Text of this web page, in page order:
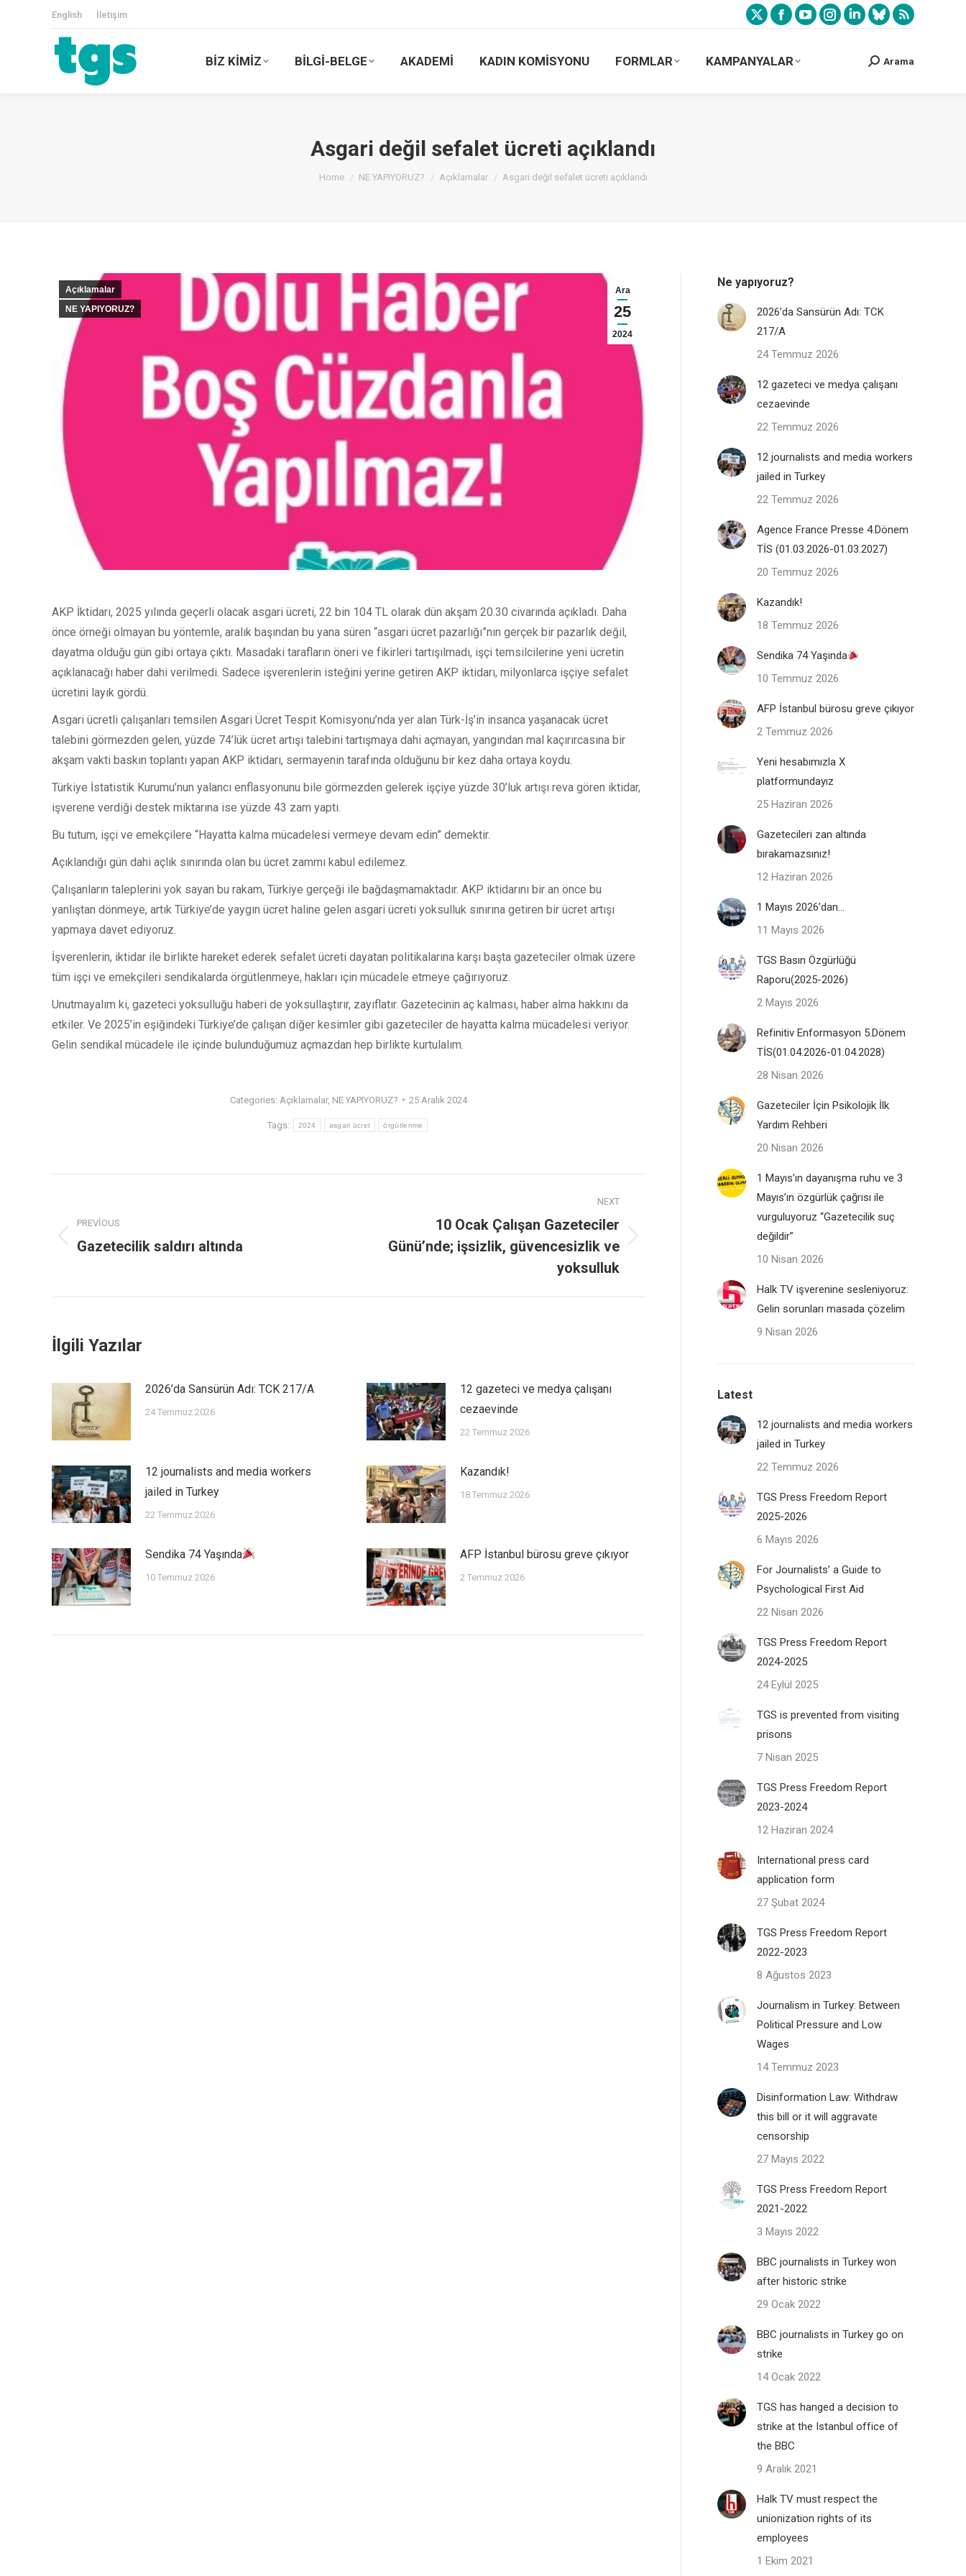
English İletişim
BİZ KİMİZ BİLGİ-BELGE AKADEMİ KADIN KOMİSYONU FORMLAR KAMPANYALAR Arama
Asgari değil sefalet ücreti açıklandı
You are here:
Home NE YAPIYORUZ? Açıklamalar Asgari değil sefalet ücreti açıklandı
Ara
25
2024
Açıklamalar
NE YAPIYORUZ?
AKP İktidarı, 2025 yılında geçerli olacak asgari ücreti, 22 bin 104 TL olarak dün akşam 20.30 civarında açıkladı. Daha
önce örneği olmayan bu yöntemle, aralık başından bu yana süren “asgari ücret pazarlığı”nın gerçek bir pazarlık değil,
dayatma olduğu gün gibi ortaya çıktı. Masadaki tarafların öneri ve fikirleri tartışılmadı, işçi temsilcilerine yeni ücretin
açıklanacağı haber dahi verilmedi. Sadece işverenlerin isteğini yerine getiren AKP iktidarı, milyonlarca işçiye sefalet
ücretini layık gördü.
Asgari ücretli çalışanları temsilen Asgari Ücret Tespit Komisyonu’nda yer alan Türk-İş’in insanca yaşanacak ücret
talebini görmezden gelen, yüzde 74’lük ücret artışı talebini tartışmaya dahi açmayan, yangından mal kaçırırcasına bir
akşam vakti baskın toplantı yapan AKP iktidarı, sermayenin tarafında olduğunu bir kez daha ortaya koydu.
Türkiye İstatistik Kurumu’nun yalancı enflasyonunu bile görmezden gelerek işçiye yüzde 30’luk artışı reva gören iktidar,
işverene verdiği destek miktarına ise yüzde 43 zam yaptı.
Bu tutum, işçi ve emekçilere “Hayatta kalma mücadelesi vermeye devam edin” demektir.
Açıklandığı gün dahi açlık sınırında olan bu ücret zammı kabul edilemez.
Çalışanların taleplerini yok sayan bu rakam, Türkiye gerçeği ile bağdaşmamaktadır. AKP iktidarını bir an önce bu
yanlıştan dönmeye, artık Türkiye’de yaygın ücret haline gelen asgari ücreti yoksulluk sınırına getiren bir ücret artışı
yapmaya davet ediyoruz.
İşverenlerin, iktidar ile birlikte hareket ederek sefalet ücreti dayatan politikalarına karşı başta gazeteciler olmak üzere
tüm işçi ve emekçileri sendikalarda örgütlenmeye, hakları için mücadele etmeye çağırıyoruz.
Unutmayalım ki, gazeteci yoksulluğu haberi de yoksullaştırır, zayıflatır. Gazetecinin aç kalması, haber alma hakkını da
etkiler. Ve 2025’in eşiğindeki Türkiye’de çalışan diğer kesimler gibi gazeteciler de hayatta kalma mücadelesi veriyor.
Gelin sendikal mücadele ile içinde bulunduğumuz açmazdan hep birlikte kurtulalım.
Categories: Açıklamalar, NE YAPIYORUZ? 25 Aralık 2024
Tags: 2024 asgari ücret örgütlenme
PREVIOUS
Gazetecilik saldırı altında
NEXT
10 Ocak Çalışan Gazeteciler
Günü’nde; işsizlik, güvencesizlik ve
yoksulluk
İlgili Yazılar
2026’da Sansürün Adı: TCK 217/A
24 Temmuz 2026
12 gazeteci ve medya çalışanı
cezaevinde
22 Temmuz 2026
12 journalists and media workers
jailed in Turkey
22 Temmuz 2026
Kazandık!
18 Temmuz 2026
Sendika 74 Yaşında
10 Temmuz 2026
AFP İstanbul bürosu greve çıkıyor
2 Temmuz 2026
Ne yapıyoruz?
2026’da Sansürün Adı: TCK
217/A
24 Temmuz 2026
12 gazeteci ve medya çalışanı
cezaevinde
22 Temmuz 2026
12 journalists and media workers
jailed in Turkey
22 Temmuz 2026
Agence France Presse 4.Dönem
TİS (01.03.2026-01.03.2027)
20 Temmuz 2026
Kazandık!
18 Temmuz 2026
Sendika 74 Yaşında
10 Temmuz 2026
AFP İstanbul bürosu greve çıkıyor
2 Temmuz 2026
Yeni hesabımızla X
platformundayız
25 Haziran 2026
Gazetecileri zan altında
bırakamazsınız!
12 Haziran 2026
1 Mayıs 2026’dan…
11 Mayıs 2026
TGS Basın Özgürlüğü
Raporu(2025-2026)
2 Mayıs 2026
Refinitiv Enformasyon 5.Dönem
TİS(01.04.2026-01.04.2028)
28 Nisan 2026
Gazeteciler İçin Psikolojik İlk
Yardım Rehberi
20 Nisan 2026
1 Mayıs’ın dayanışma ruhu ve 3
Mayıs’ın özgürlük çağrısı ile
vurguluyoruz “Gazetecilik suç
değildir”
10 Nisan 2026
Halk TV işverenine sesleniyoruz:
Gelin sorunları masada çözelim
9 Nisan 2026
Latest
12 journalists and media workers
jailed in Turkey
22 Temmuz 2026
TGS Press Freedom Report
2025-2026
6 Mayıs 2026
For Journalists’ a Guide to
Psychological First Aid
22 Nisan 2026
TGS Press Freedom Report
2024-2025
24 Eylül 2025
TGS is prevented from visiting
prisons
7 Nisan 2025
TGS Press Freedom Report
2023-2024
12 Haziran 2024
International press card
application form
27 Şubat 2024
TGS Press Freedom Report
2022-2023
8 Ağustos 2023
Journalism in Turkey: Between
Political Pressure and Low
Wages
14 Temmuz 2023
Disinformation Law: Withdraw
this bill or it will aggravate
censorship
27 Mayıs 2022
TGS Press Freedom Report
2021-2022
3 Mayıs 2022
BBC journalists in Turkey won
after historic strike
29 Ocak 2022
BBC journalists in Turkey go on
strike
14 Ocak 2022
TGS has hanged a decision to
strike at the Istanbul office of
the BBC
9 Aralık 2021
Halk TV must respect the
unionization rights of its
employees
1 Ekim 2021